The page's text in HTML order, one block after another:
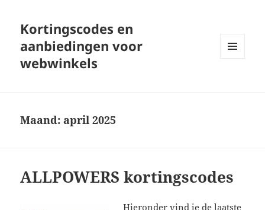
Kortingscodes en
aanbiedingen voor
webwinkels
Maand: april 2025
ALLPOWERS kortingscodes
Hieronder vind je de laatste